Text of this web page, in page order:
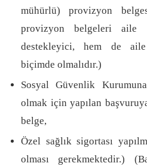
mühürlü) provizyon
provizyon belgeleri aile
destekleyici, hem de
biçimde olmalıdır.)
Sosyal Güvenlik
olmak için yapılan
belge,
Özel sağlık sigortası
olması gerekmektedir.)